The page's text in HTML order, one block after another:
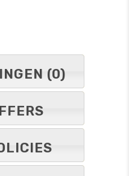
(0)